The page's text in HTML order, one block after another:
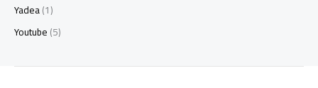
Yadea(1)
Youtube(5)